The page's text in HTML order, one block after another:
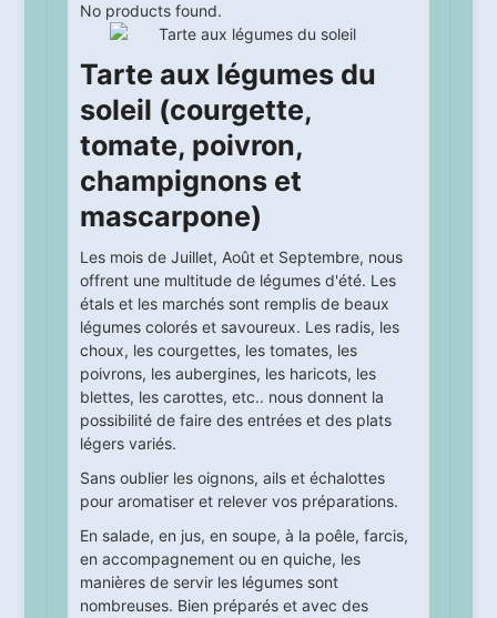
No products found.
Tarte aux légumes du
soleil (courgette,
tomate, poivron,
champignons et
mascarpone)
Les mois de Juillet, Août et Septembre, nous
offrent une multitude de légumes d'été. Les
étals et les marchés sont remplis de beaux
légumes colorés et savoureux. Les radis, les
choux, les courgettes, les tomates, les
poivrons, les aubergines, les haricots, les
blettes, les carottes, etc.. nous donnent la
possibilité de faire des entrées et des plats
légers variés.
Sans oublier les oignons, ails et échalottes
pour aromatiser et relever vos préparations.
En salade, en jus, en soupe, à la poêle, farcis,
en accompagnement ou en quiche, les
manières de servir les légumes sont
nombreuses. Bien préparés et avec des